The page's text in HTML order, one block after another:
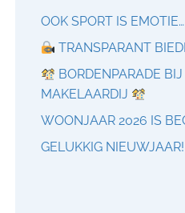
OOK SPORT IS EMOTIE…
TRANSPARANT
BORDENPARADE
MAKELAARDIJ
WOONJAAR 2026 IS
GELUKKIG NIEUWJAAR!